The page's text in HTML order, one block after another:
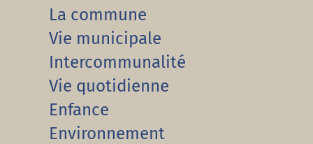
La commune
Vie municipale
Intercommunalité
Vie quotidienne
Enfance
Environnement